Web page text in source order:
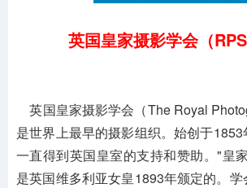
英国皇家摄影学会（
英国皇家摄影学会（The Royal
是世界上最早的摄影组织。始创于1853
一直得到英国皇室的支持和赞助。"皇
是英国维多利亚女皇1893年颁定的。